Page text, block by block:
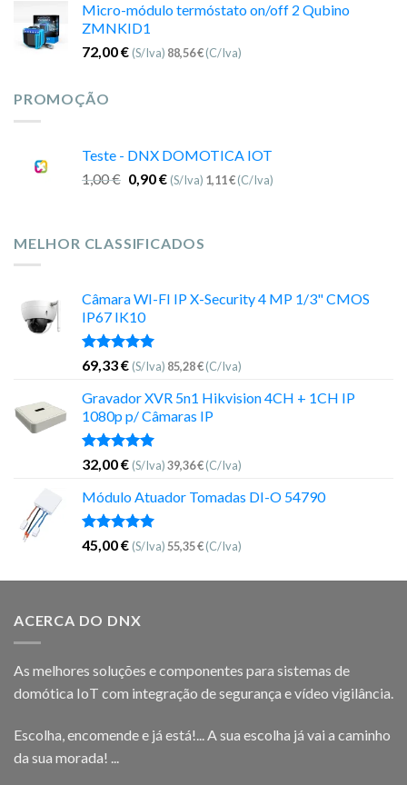
Micro-módulo termóstato on/off 2 Qubino
ZMNKID1
72,00€ (S/Iva) 88,56€(C/Iva)
PROMOÇÃO
Teste - DNX DOMOTICA IOT
1,00€ 0,90€ (S/Iva) 1,11€(C/Iva)
MELHOR CLASSIFICADOS
Câmara WI-FI IP X-Security 4 MP 1/3" CMOS
IP67 IK10
Avaliação
5.00
de 5
69,33€ (S/Iva) 85,28€(C/Iva)
Gravador XVR 5n1 Hikvision 4CH + 1CH IP
1080p p/ Câmaras IP
Avaliação
5.00
de 5
32,00€ (S/Iva)39,36€(C/Iva)
Módulo Atuador Tomadas DI-O 54790
Avaliação
5.00
de 5
45,00€ (S/Iva)55,35€(C/Iva)
ACERCA DO DNX
As melhores soluções e componentes para sistemas de
domótica IoT com integração de segurança e vídeo vigilância.
Escolha, encomende e já está!... A sua escolha já vai a caminho
da sua morada! ...